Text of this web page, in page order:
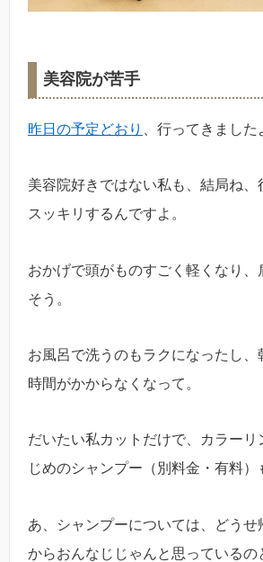
美容院が苦手
昨日の予定どおり 、行ってきました
美容院好きではない私も、結局ね、
スッキリするんですよ。
おかげで頭がものすごく軽くなり、
そう。
お風呂で洗うのもラクになったし、
時間がかからなくなって。
だいたい私カットだけで、カラーリ
じめのシャンプー（別料金・有料）
あ、シャンプーについては、どうせ
からおんなじじゃんと思っているの